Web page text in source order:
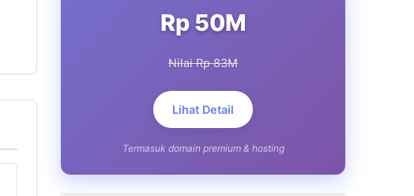
Rp 50M
Nilai Rp 83M
Lihat Detail
Termasuk domain premium & hosting